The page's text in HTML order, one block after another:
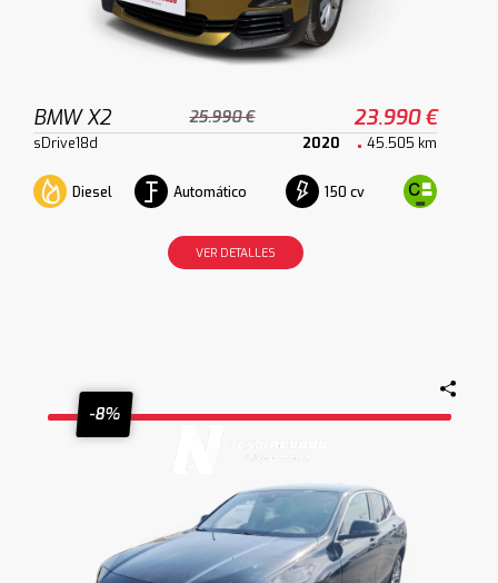
BMW X2 25.990 € 23.990 €
sDrive18d 2020 45.505 km
Diesel Automático 150 cv
VER DETALLES
-8%